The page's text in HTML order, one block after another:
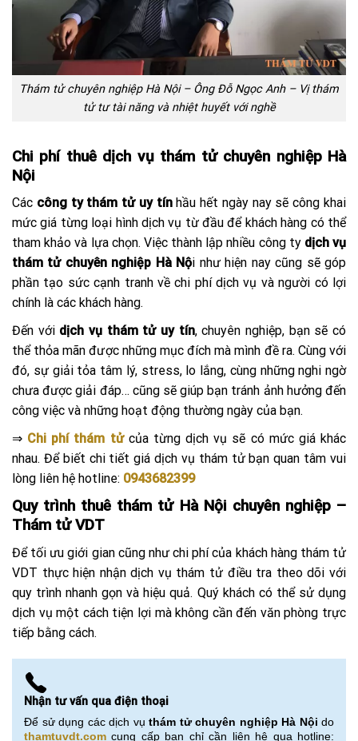
Thám tử chuyên nghiệp Hà Nội – Ông Đỗ Ngọc Anh – Vị thám
tử tư tài năng và nhiệt huyết với nghề
Chi phí thuê dịch vụ thám tử chuyên nghiệp Hà
Nội
Các công ty thám tử uy tínhầu hết ngày nay sẽ công khai
mức giá từng loại hình dịch vụ từ đầu để khách hàng có thể
tham khảo và lựa chọn. Việc thành lập nhiều công ty dịch vụ
thám tử chuyên nghiệp Hà Nội như hiện nay cũng sẽ góp
phần tạo sức cạnh tranh về chi phí dịch vụ và người có lợi
chính là các khách hàng.
Đến với dịch vụ thám tử uy tín, chuyên nghiệp, bạn sẽ có
thể thỏa mãn được những mục đích mà mình đề ra. Cùng với
đó, sự giải tỏa tâm lý, stress, lo lắng, cùng những nghi ngờ
chưa được giải đáp… cũng sẽ giúp bạn tránh ảnh hưởng đến
công việc và những hoạt động thường ngày của bạn.
⇒ Chi phí thám tử của từng dịch vụ sẽ có mức giá khác
nhau. Để biết chi tiết giá dịch vụ thám tử bạn quan tâm vui
lòng liên hệ hotline: 0943682399
Quy trình thuê thám tử Hà Nội chuyên nghiệp –
Thám tử VDT
Để tối ưu giới gian cũng như chi phí của khách hàng thám tử
VDT thực hiện nhận dịch vụ thám tử điều tra theo dõi với
quy trình nhanh gọn và hiệu quả. Quý khách có thể sử dụng
dịch vụ một cách tiện lợi mà không cần đến văn phòng trực
tiếp bằng cách.
Nhận tư vấn qua điện thoại
Để sử dụng các dịch vụ thám tử chuyên nghiệp Hà Nội do
thamtuvdt.com cung cấp bạn chỉ cần liên hệ qua hotline: